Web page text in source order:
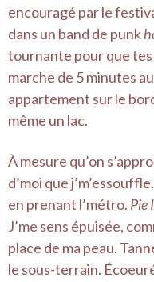
encouragé par le
dans un band de punk
tournante pour que tes
marche de 5 minutes
appartement sur le
même un lac.
À mesure qu’on
d’moi que
en prenant l’métro. Pie
J’me sens épuisée,
place de ma peau.
le sous-terrain.